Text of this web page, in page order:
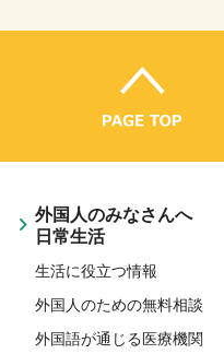
外国人のみなさんへ
日常生活
生活に役立つ情報
外国人のための無料相談
外国語が通じる医療機関